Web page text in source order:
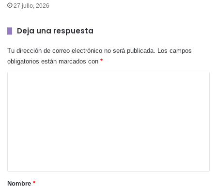
27 julio, 2026
Deja una respuesta
Tu dirección de correo electrónico no será publicada. Los campos
obligatorios están marcados con *
rNombre *